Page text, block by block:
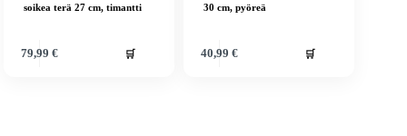
soikea terä 27 cm, timantti
79,99 € 🛒
30 cm, pyöreä
40,99 € 🛒